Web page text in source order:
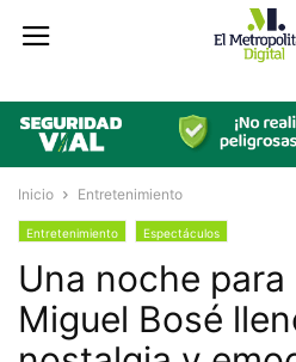
Inicio Entretenimiento
Entretenimiento Espectáculos
Una noche
Miguel Bosé